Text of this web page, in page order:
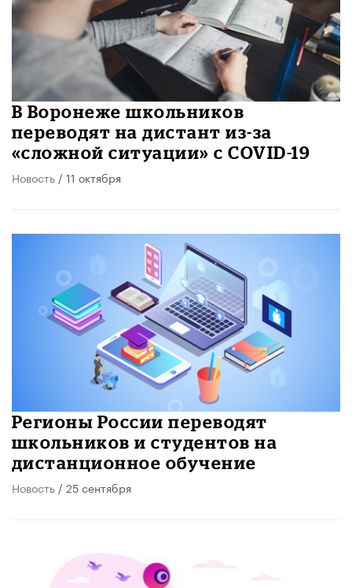
В Воронеже школьников
переводят на дистант из-за
«сложной ситуации» с COVID-19
Новость / 11 октября
Регионы России переводят
школьников и студентов на
дистанционное обучение
Новость / 25 сентября